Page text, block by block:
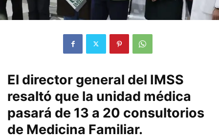
El director general del IMSS
resaltó que la unidad médica
pasará de 13 a 20 consultorios
de Medicina Familiar.